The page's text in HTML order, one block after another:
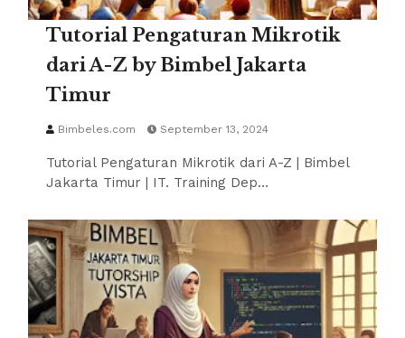
Tutorial Pengaturan Mikrotik
dari A-Z by Bimbel Jakarta
Timur
Bimbeles.com September 13, 2024
Tutorial Pengaturan Mikrotik dari A-Z | Bimbel
Jakarta Timur | IT. Training Dep…